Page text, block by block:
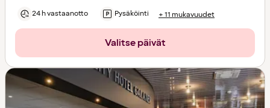
24 h vastaanotto Pysäköinti + 11 mukavuudet
Valitse päivät